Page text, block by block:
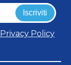
Iscriviti
Privacy Policy